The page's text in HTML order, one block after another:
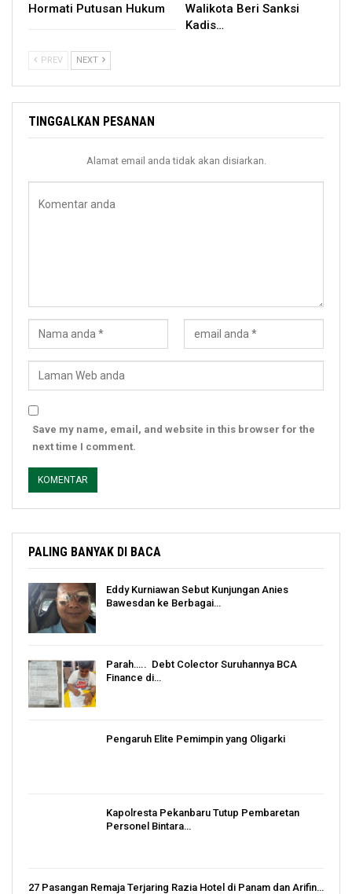
Hormati Putusan Hukum
Walikota Beri Sanksi
Kadis…
PREV NEXT
TINGGALKAN PESANAN
Alamat email anda tidak akan disiarkan.
Save my name, email, and website in this browser for the
next time I comment.
PALING BANYAK DI BACA
Eddy Kurniawan Sebut Kunjungan Anies
Bawesdan ke Berbagai…
Parah….. Debt Colector Suruhannya BCA
Finance di…
Pengaruh Elite Pemimpin yang Oligarki
Kapolresta Pekanbaru Tutup Pembaretan
Personel Bintara…
27 Pasangan Remaja Terjaring Razia Hotel di Panam dan Arifin…